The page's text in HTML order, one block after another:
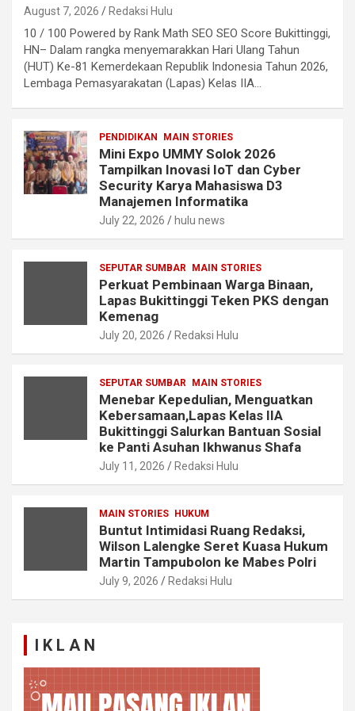
August 7, 2026 Redaksi Hulu
10 / 100 Powered by Rank Math SEO SEO Score Bukittinggi,
HN– Dalam rangka menyemarakkan Hari Ulang Tahun
(HUT) Ke-81 Kemerdekaan Republik Indonesia Tahun 2026,
Lembaga Pemasyarakatan (Lapas) Kelas IIA…
PENDIDIKAN MAIN STORIES
Mini Expo UMMY Solok 2026
Tampilkan Inovasi IoT dan Cyber
Security Karya Mahasiswa D3
Manajemen Informatika
July 22, 2026 hulu news
SEPUTAR SUMBAR MAIN STORIES
Perkuat Pembinaan Warga Binaan,
Lapas Bukittinggi Teken PKS dengan
Kemenag
July 20, 2026 Redaksi Hulu
SEPUTAR SUMBAR MAIN STORIES
Menebar Kepedulian, Menguatkan
Kebersamaan,Lapas Kelas IIA
Bukittinggi Salurkan Bantuan Sosial
ke Panti Asuhan Ikhwanus Shafa
July 11, 2026 Redaksi Hulu
MAIN STORIES HUKUM
Buntut Intimidasi Ruang Redaksi,
Wilson Lalengke Seret Kuasa Hukum
Martin Tampubolon ke Mabes Polri
July 9, 2026 Redaksi Hulu
I K L A N